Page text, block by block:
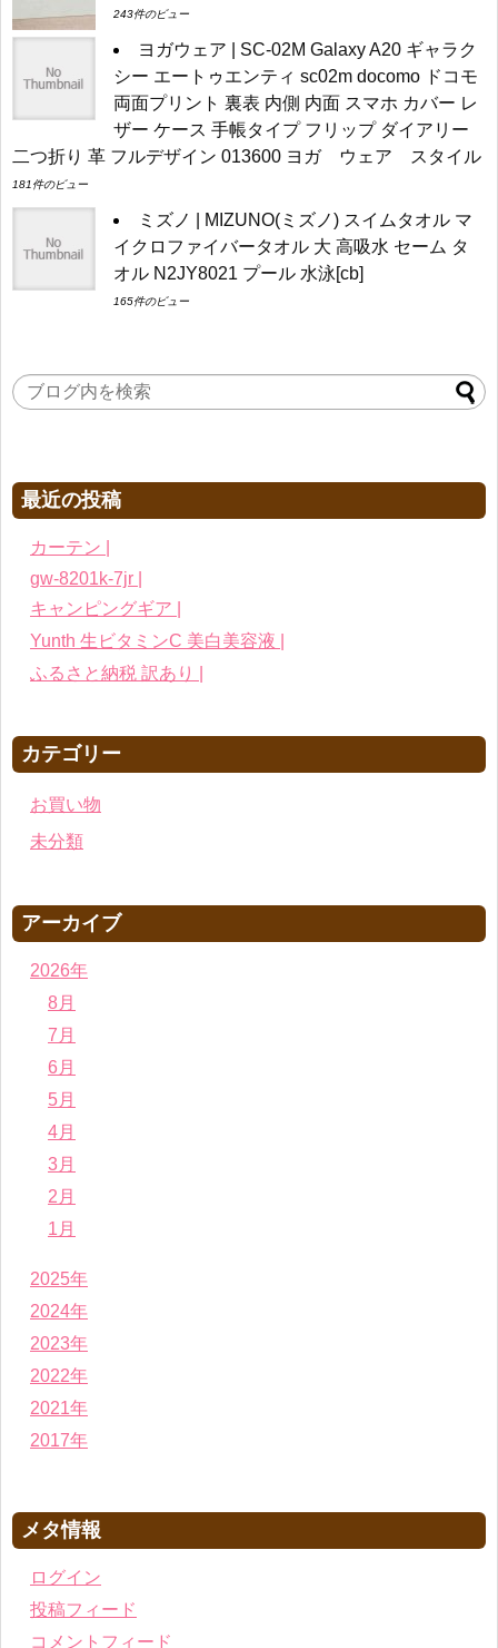
243件のビュー
ヨガウェア | SC-02M Galaxy A20 ギャラク
シー エートゥエンティ sc02m docomo ドコモ
両面プリント 裏表 内側 内面 スマホ カバー レ
ザー ケース 手帳タイプ フリップ ダイアリー
二つ折り 革 フルデザイン 013600 ヨガ ウェア スタイル
181件のビュー
ミズノ | MIZUNO(ミズノ) スイムタオル マ
イクロファイバータオル 大 高吸水 セーム タ
オル N2JY8021 プール 水泳[cb]
165件のビュー
最近の投稿
カーテン |
gw-8201k-7jr |
キャンピングギア |
Yunth 生ビタミンC 美白美容液 |
ふるさと納税 訳あり |
カテゴリー
お買い物
未分類
アーカイブ
2026年
8月
7月
6月
5月
4月
3月
2月
1月
2025年
2024年
2023年
2022年
2021年
2017年
メタ情報
ログイン
投稿フィード
コメントフィード